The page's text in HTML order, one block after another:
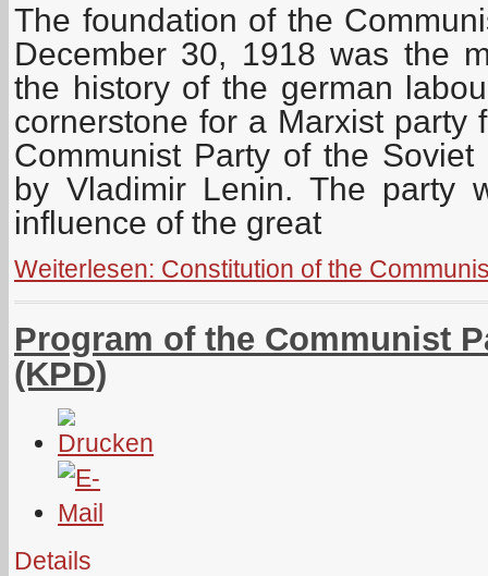
The foundation of the
December 30, 1918 was the
the history of the german
cornerstone for a Marxist party
Communist Party of the
by Vladimir Lenin. The party
influence of the great
Weiterlesen: Constitution of the
Program of the Communist
(KPD)
Details